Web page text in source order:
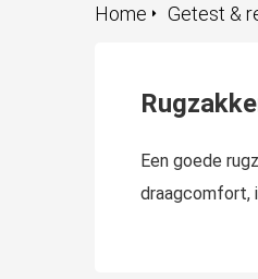
Getest &
Home
Een goede
draagcomfort,